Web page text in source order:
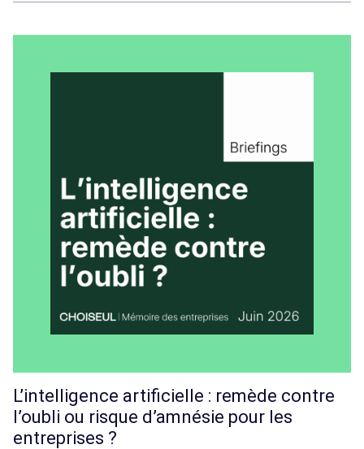
L’intelligence artificielle : remède contre
l’oubli ou risque d’amnésie pour les
entreprises ?